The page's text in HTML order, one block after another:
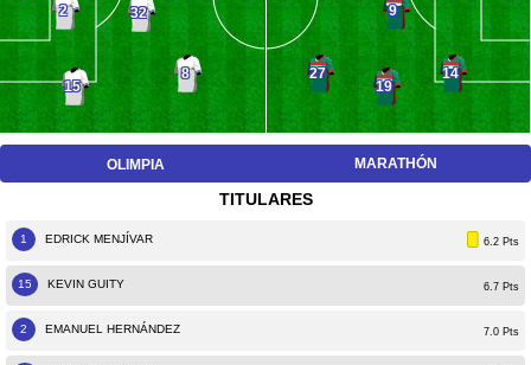
2
15
32
8 14
9
19
27
OLIMPIA MARATHÓN
TITULARES
1 EDRICK MENJÍVAR 6.2 Pts
15 KEVIN GUITY 6.7 Pts
2 EMANUEL HERNÁNDEZ 7.0 Pts